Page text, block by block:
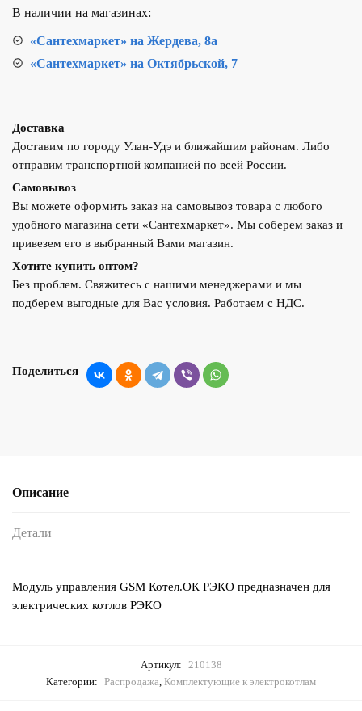
В наличии на магазинах:
«Сантехмаркет» на Жердева, 8а
«Сантехмаркет» на Октябрьской, 7
Доставка
Доставим по городу Улан-Удэ и ближайшим районам. Либо
отправим транспортной компанией по всей России.
Самовывоз
Вы можете оформить заказ на самовывоз товара с любого
удобного магазина сети «Сантехмаркет». Мы соберем заказ и
привезем его в выбранный Вами магазин.
Хотите купить оптом?
Без проблем. Свяжитесь с нашими менеджерами и мы
подберем выгодные для Вас условия. Работаем с НДС.
Поделиться
Описание
Детали
Модуль управления GSM Котел.ОК РЭКО предназначен для
электрических котлов РЭКО
Артикул:
210138
Категории: Распродажа Комплектующие к электрокотлам